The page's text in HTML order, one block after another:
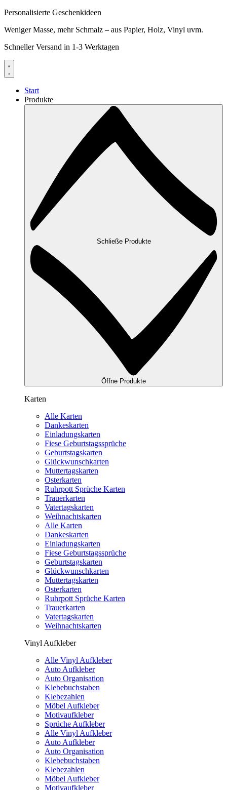
Personalisierte Geschenkideen
Weniger Masse, mehr Schmalz – aus Papier, Holz, Vinyl uvm.
Schneller Versand in 1-3 Werktagen
Start
Produkte
Schließe Produkte
Öffne Produkte
Karten
Alle Karten
Dankeskarten
Einladungskarten
Fiese Geburtstagssprüche
Geburtstagskarten
Glückwunschkarten
Muttertagskarten
Osterkarten
Ruhrpott Sprüche Karten
Trauerkarten
Vatertagskarten
Weihnachtskarten
Alle Karten
Dankeskarten
Einladungskarten
Fiese Geburtstagssprüche
Geburtstagskarten
Glückwunschkarten
Muttertagskarten
Osterkarten
Ruhrpott Sprüche Karten
Trauerkarten
Vatertagskarten
Weihnachtskarten
Vinyl Aufkleber
Alle Vinyl Aufkleber
Auto Aufkleber
Auto Organisation
Klebebuchstaben
Klebezahlen
Möbel Aufkleber
Motivaufkleber
Sprüche Aufkleber
Alle Vinyl Aufkleber
Auto Aufkleber
Auto Organisation
Klebebuchstaben
Klebezahlen
Möbel Aufkleber
Motivaufkleber